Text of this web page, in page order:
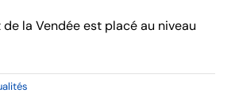
la Vendée est placé au niveau